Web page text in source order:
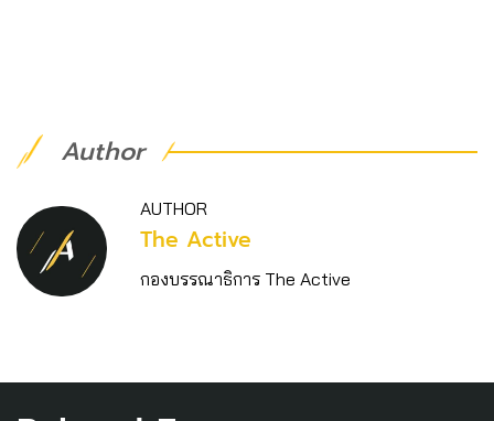
Author
AUTHOR
The Active
กองบรรณาธิการ The Active